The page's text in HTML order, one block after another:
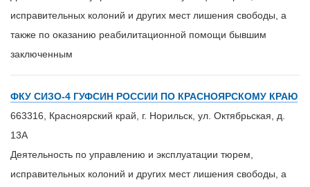
исправительных колоний и других мест лишения свободы, а
также по оказанию реабилитационной помощи бывшим
заключенным
ФКУ СИЗО-4 ГУФСИН РОССИИ ПО КРАСНОЯРСКОМУ КРАЮ
663316, Красноярский край, г. Норильск, ул. Октябрьская, д.
13А
Деятельность по управлению и эксплуатации тюрем,
исправительных колоний и других мест лишения свободы, а